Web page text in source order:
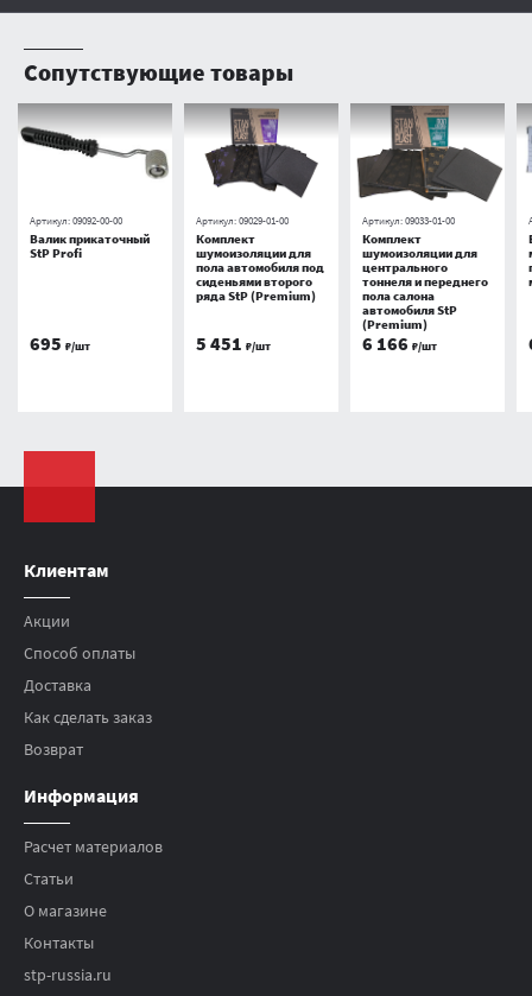
Сопутствующие товары
Артикул:09092-00-00
Валик прикаточный
StP Profi
695 ₽/шт
Артикул:09029-01-00
Комплект
шумоизоляции для
пола автомобиля под
сиденьями второго
ряда StP (Premium)
5 451 ₽/шт
Артикул:09033-01-00
Комплект
шумоизоляции для
центрального
тоннеля и переднего
пола салона
автомобиля StP
(Premium)
6 166 ₽/шт
Клиентам
Акции
Способ оплаты
Доставка
Как сделать заказ
Возврат
Информация
Расчет материалов
Статьи
О магазине
Контакты
stp-russia.ru